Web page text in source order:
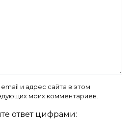
и адрес сайта в этом
моих комментариев.
ответ цифрами: